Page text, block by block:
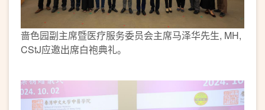
啬色园副主席暨医疗服务委员会主席马泽华先生, MH,
CStJ应邀出席白袍典礼。